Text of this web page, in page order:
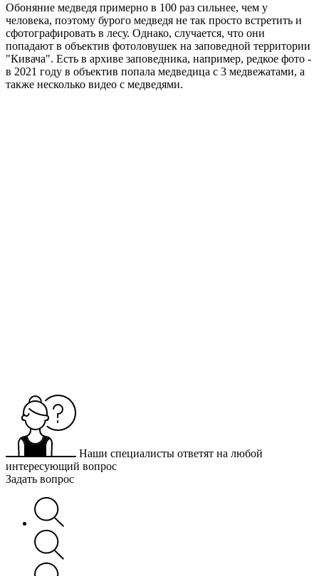
Обоняние медведя примерно в 100 раз сильнее, чем у
человека, поэтому бурого медведя не так просто встретить и
сфотографировать в лесу. Однако, случается, что они
попадают в объектив фотоловушек на заповедной территории
"Кивача". Есть в архиве заповедника, например, редкое фото -
в 2021 году в объектив попала медведица с 3 медвежатами, а
также несколько видео с медведями.
Наши специалисты ответят на любой
интересующий вопрос
Задать вопрос